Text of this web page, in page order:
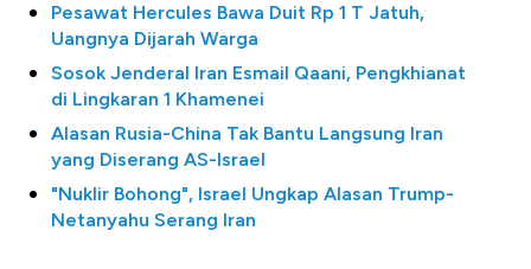
Pesawat Hercules Bawa Duit Rp 1 T Jatuh,
Uangnya Dijarah Warga
Sosok Jenderal Iran Esmail Qaani, Pengkhianat
di Lingkaran 1 Khamenei
Alasan Rusia-China Tak Bantu Langsung Iran
yang Diserang AS-Israel
"Nuklir Bohong", Israel Ungkap Alasan Trump-
Netanyahu Serang Iran